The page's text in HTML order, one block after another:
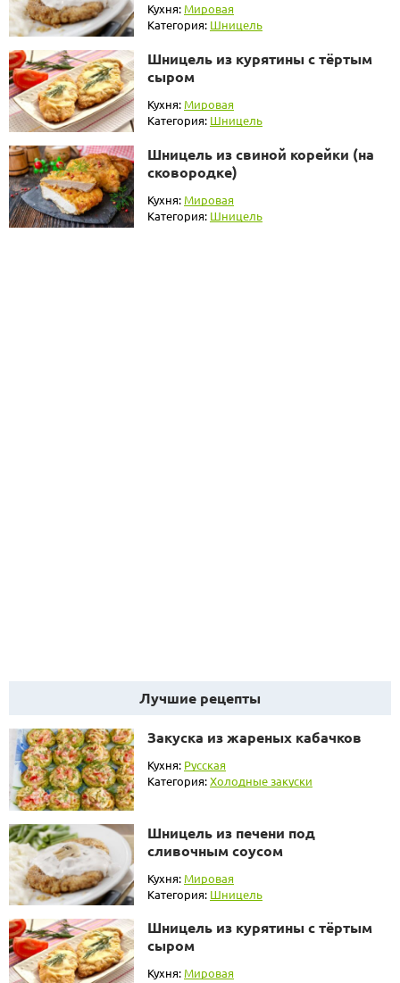
Кухня: Мировая
Категория: Шницель
Шницель из курятины с тёртым
сыром
Кухня: Мировая
Категория: Шницель
Шницель из свиной корейки (на
сковородке)
Кухня: Мировая
Категория: Шницель
Лучшие рецепты
Закуска из жареных кабачков
Кухня: Русская
Категория:Холодные закуски
Шницель из печени под
сливочным соусом
Кухня: Мировая
Категория: Шницель
Шницель из курятины с тёртым
сыром
Кухня:Мировая